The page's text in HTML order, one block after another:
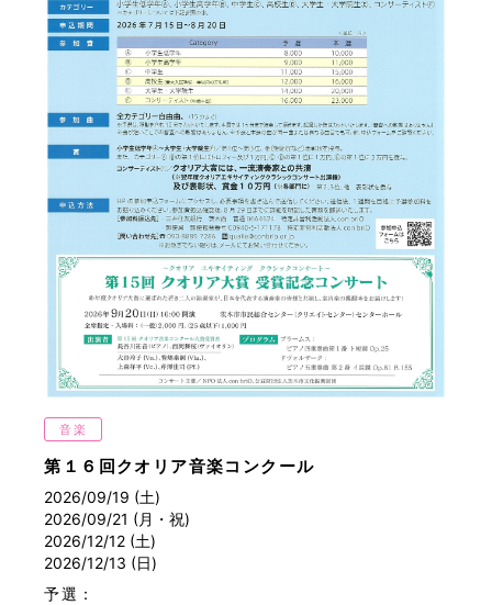
音楽
第１６回クオリア音楽コンクール
2026/09/19 (土)
2026/09/21 (月・祝)
2026/12/12 (土)
2026/12/13 (日)
予選：